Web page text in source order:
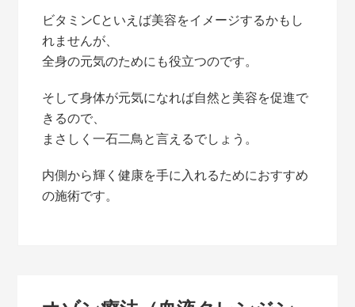
ビタミンCといえば美容をイメージするかもし
れませんが、
全身の元気のためにも役立つのです。
そして身体が元気になれば自然と美容を促進で
きるので、
まさしく一石二鳥と言えるでしょう。
内側から輝く健康を手に入れるためにおすすめ
の施術です。